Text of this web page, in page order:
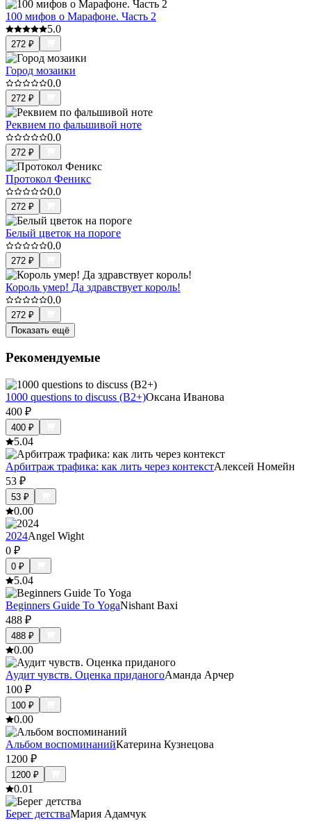
100 мифов о Марафоне. Часть 2
5.0
272 ₽
Город мозаики
0.0
272 ₽
Реквием по фальшивой ноте
0.0
272 ₽
Протокол Феникс
0.0
272 ₽
Белый цветок на пороге
0.0
272 ₽
Король умер! Да здравствует король!
0.0
272 ₽
Показать ещё
Рекомендуемые
1000 questions to discuss (B2+)Оксана Иванова
400 ₽
400 ₽
5.04
Арбитраж трафика: как лить через контекстАлексей Номейн
53 ₽
53 ₽
0.00
2024Angel Wight
0 ₽
0 ₽
5.04
Beginners Guide To YogaNishant Baxi
488 ₽
488 ₽
0.00
Аудит чувств. Оценка приданогоАманда Арчер
100 ₽
100 ₽
0.00
Альбом воспоминанийКатерина Кузнецова
1200 ₽
1200 ₽
0.01
Берег детстваМария Адамчук